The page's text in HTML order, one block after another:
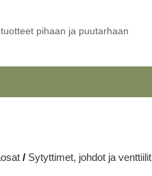
pihaan ja puutarhaan
/ Sytyttimet, johdot ja venttiilit